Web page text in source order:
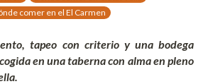
comer en el El Carmen
tapeo con criterio y una bodega
en una taberna con alma en pleno